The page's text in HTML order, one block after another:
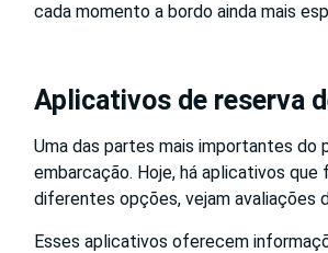
cada momento a bordo ainda mais
Aplicativos de reserva
Uma das partes mais importantes do
embarcação. Hoje, há aplicativos
diferentes opções, vejam avaliações
Esses aplicativos oferecem